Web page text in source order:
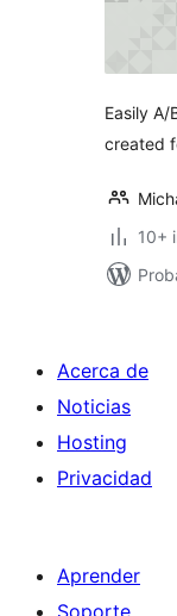
Easily A/
created
10+
Acerca de
Noticias
Hosting
Privacidad
Aprender
Soporte